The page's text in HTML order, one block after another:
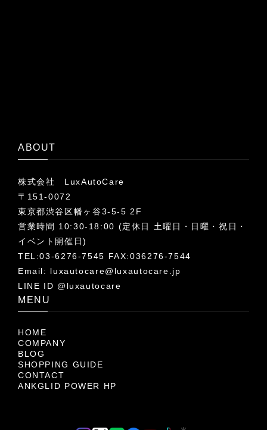
ABOUT
株式会社 LuxAutoCare
〒151-0072
東京都渋谷区幡ヶ谷3-5-5 2F
営業時間 10:30-18:00 (定休日 土曜日・日曜・祝日・
イベント開催日)
TEL:03-6276-7545 FAX:036276-7544
Email: luxautocare@luxautocare.jp
LINE ID @luxautocare
MENU
HOME
COMPANY
BLOG
SHOPPING GUIDE
CONTACT
ANKGLID POWER HP